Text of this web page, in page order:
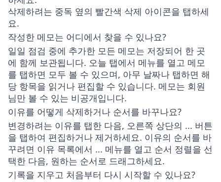
삭제하려는 중독 옆의 빨간색 삭제 아이콘을 탭하세
요.
작성한 메모는 어디에서 찾을 수 있나요?
일일 점검 중에 추가한 모든 메모는 저장되어 한 곳
에 함께 보관됩니다. 오늘 탭에서 메뉴를 열고 메모
를 탭하면 모두 볼 수 있으며, 아무 날짜나 탭하면 해
당 항목을 읽거나 편집할 수 있습니다. 메모는 회원
님만 볼 수 있는 비공개입니다.
이유를 어떻게 삭제하거나 순서를 바꾸나요?
변경하려는 이유를 탭한 다음, 오른쪽 상단의 ... 버튼
을 탭하여 편집하거나 제거하세요. 이유의 순서를 바
꾸려면 이유 목록에서 ... 메뉴를 열고 순서 정렬을 선
택한 다음, 원하는 순서로 드래그하세요.
기록을 지우고 처음부터 다시 시작할 수 있나요?